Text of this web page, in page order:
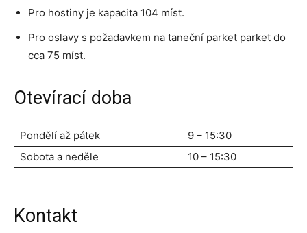
Pro hostiny je kapacita 104 míst.
Pro oslavy s požadavkem na taneční parket parket do
cca 75 míst.
Otevírací doba
Pondělí až pátek
9 – 15:30
Sobota a neděle
10 – 15:30
Kontakt